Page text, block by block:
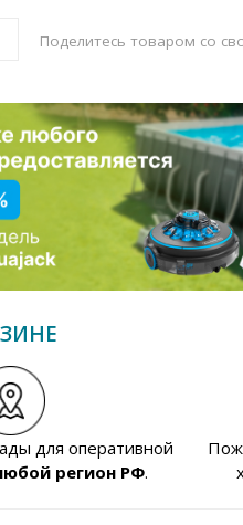
Поделитесь товаром со
для оперативной
регион РФ.